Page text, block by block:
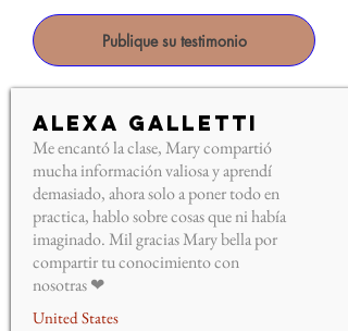
Publique su testimonio
Alexa Galletti
Me encantó la clase, Mary compartió
mucha información valiosa y aprendí
demasiado, ahora solo a poner todo en
practica, hablo sobre cosas que ni había
imaginado. Mil gracias Mary bella por
compartir tu conocimiento con
nosotras ❤
United States